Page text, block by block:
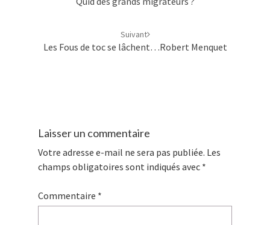
Suivant
Les Fous de toc se lâchent…Robert Menquet
Laisser un commentaire
Votre adresse e-mail ne sera pas publiée. Les
champs obligatoires sont indiqués avec *
Commentaire *